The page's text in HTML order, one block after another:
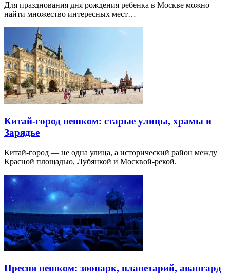
Для празднования дня рождения ребенка в Москве можно
найти множество интересных мест…
Китай-город пешком: старые улицы, храмы и
Зарядье
Китай-город — не одна улица, а исторический район между
Красной площадью, Лубянкой и Москвой-рекой.
Пресня пешком: зоопарк, планетарий, авангард